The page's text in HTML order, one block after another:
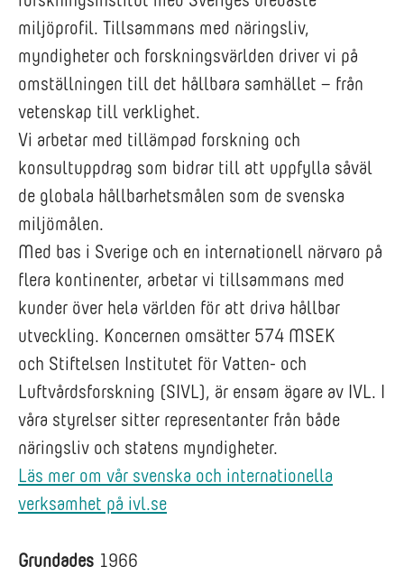
miljöprofil. Tillsammans med näringsliv,
myndigheter och forskningsvärlden driver vi på
omställningen till det hållbara samhället – från
vetenskap till verklighet.
Vi arbetar med tillämpad forskning och
konsultuppdrag som bidrar till att uppfylla såväl
de globala hållbarhetsmålen som de svenska
miljömålen.
Med bas i Sverige och en internationell närvaro på
flera kontinenter, arbetar vi tillsammans med
kunder över hela världen för att driva hållbar
utveckling. Koncernen omsätter 574 MSEK
och Stiftelsen Institutet för Vatten- och
Luftvårdsforskning (SIVL), är ensam ägare av IVL. I
våra styrelser sitter representanter från både
näringsliv och statens myndigheter.
Läs mer om vår svenska och internationella
verksamhet på ivl.se
Grundades 1966